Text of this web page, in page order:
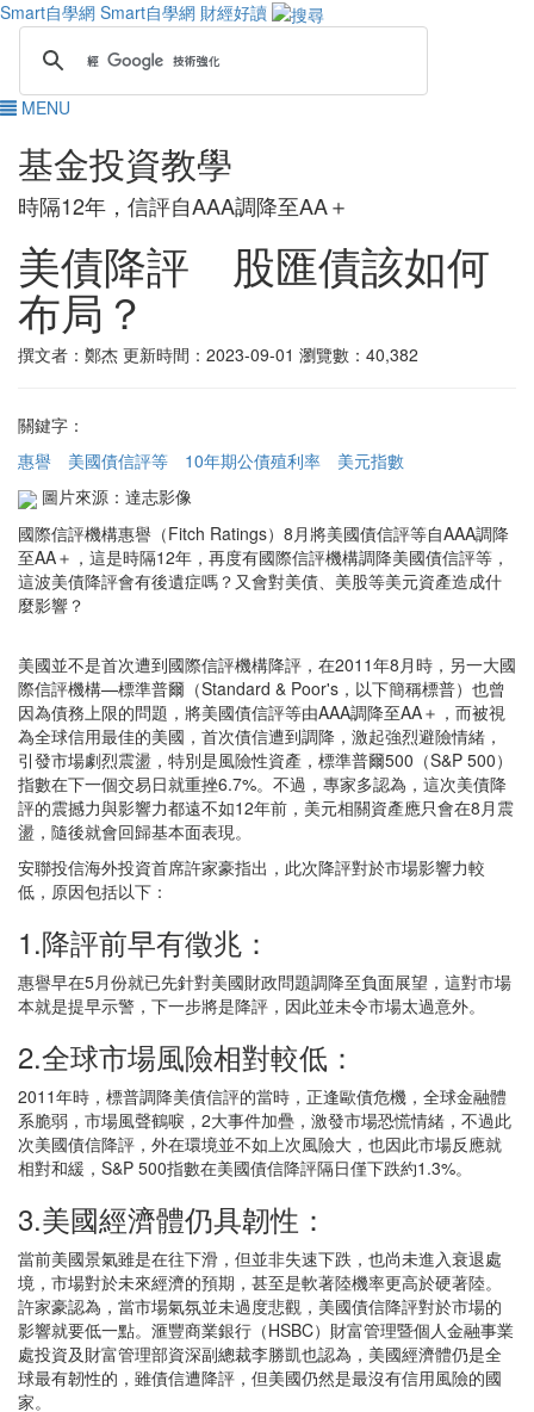
Smart自學網 Smart自學網 財經好讀
MENU
基金投資教學
時隔12年，信評自AAA調降至AA＋
美債降評 股匯債該如何
布局？
撰文者：鄭杰 更新時間：2023-09-01 瀏覽數：40,382
關鍵字：
惠譽
美國債信評等 10年期公債殖利率
美元指數
圖片來源：達志影像
國際信評機構惠譽（Fitch Ratings）8月將美國債信評等自AAA調降
至AA＋，這是時隔12年，再度有國際信評機構調降美國債信評等，
這波美債降評會有後遺症嗎？又會對美債、美股等美元資產造成什
麼影響？
美國並不是首次遭到國際信評機構降評，在2011年8月時，另一大國
際信評機構—標準普爾（Standard & Poor's，以下簡稱標普）也曾
因為債務上限的問題，將美國債信評等由AAA調降至AA＋，而被視
為全球信用最佳的美國，首次債信遭到調降，激起強烈避險情緒，
引發市場劇烈震盪，特別是風險性資產，標準普爾500（S&P 500）
指數在下一個交易日就重挫6.7%。不過，專家多認為，這次美債降
評的震撼力與影響力都遠不如12年前，美元相關資產應只會在8月震
盪，隨後就會回歸基本面表現。
安聯投信海外投資首席許家豪指出，此次降評對於市場影響力較
低，原因包括以下：
1.降評前早有徵兆：
惠譽早在5月份就已先針對美國財政問題調降至負面展望，這對市場
本就是提早示警，下一步將是降評，因此並未令市場太過意外。
2.全球市場風險相對較低：
2011年時，標普調降美債信評的當時，正逢歐債危機，全球金融體
系脆弱，市場風聲鶴唳，2大事件加疊，激發市場恐慌情緒，不過此
次美國債信降評，外在環境並不如上次風險大，也因此市場反應就
相對和緩，S&P 500指數在美國債信降評隔日僅下跌約1.3%。
3.美國經濟體仍具韌性：
當前美國景氣雖是在往下滑，但並非失速下跌，也尚未進入衰退處
境，市場對於未來經濟的預期，甚至是軟著陸機率更高於硬著陸。
許家豪認為，當市場氣氛並未過度悲觀，美國債信降評對於市場的
影響就要低一點。滙豐商業銀行（HSBC）財富管理暨個人金融事業
處投資及財富管理部資深副總裁李勝凱也認為，美國經濟體仍是全
球最有韌性的，雖債信遭降評，但美國仍然是最沒有信用風險的國
家。